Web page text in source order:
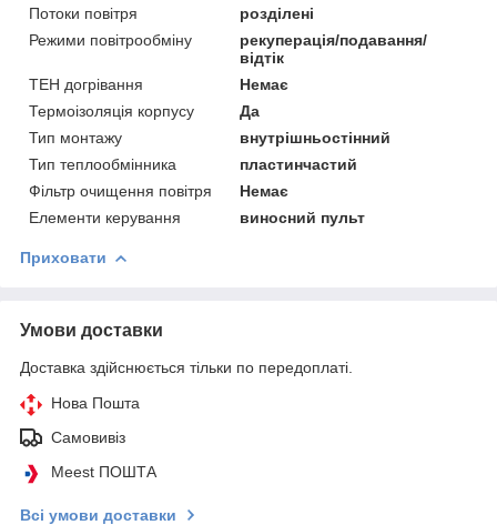
Потоки повітря
розділені
Режими повітрообміну
рекуперація/подавання/
відтік
ТЕН догрівання
Немає
Термоізоляція корпусу
Да
Тип монтажу
внутрішньостінний
Тип теплообмінника
пластинчастий
Фільтр очищення повітря
Немає
Елементи керування
виносний пульт
Приховати
Умови доставки
Доставка здійснюється тільки по передоплаті.
Нова Пошта
Самовивіз
Meest ПОШТА
Всі умови доставки